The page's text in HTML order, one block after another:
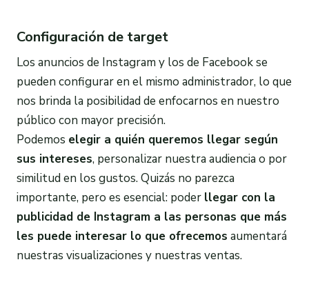
Configuración de target
Los anuncios de Instagram y los de Facebook se
pueden configurar en el mismo administrador, lo que
nos brinda la posibilidad de enfocarnos en nuestro
público con mayor precisión.
Podemos elegir a quién queremos llegar según
sus intereses, personalizar nuestra audiencia o por
similitud en los gustos. Quizás no parezca
importante, pero es esencial: poder llegar con la
publicidad de Instagram a las personas que más
les puede interesar lo que ofrecemos aumentará
nuestras visualizaciones y nuestras ventas.